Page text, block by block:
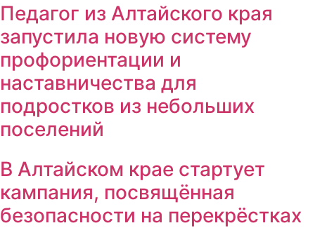
Педагог из Алтайского края
запустила новую систему
профориентации и
наставничества для
подростков из небольших
поселений
В Алтайском крае стартует
кампания, посвящённая
безопасности на перекрёстках